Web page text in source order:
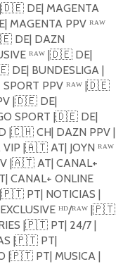
🇩🇪DE| MAGENTA
MAGENTA PPV ᴿᴬᵂ
DE| DAZN
ᴿᴬᵂ |🇩🇪DE|
DE| BUNDESLIGA |
PPV ᴿᴬᵂ |🇩🇪
|🇩🇪DE|
SPORT |🇩🇪DE|
|🇨🇭CH| DAZN PPV |
|🇦🇹AT| JOYN ᴿᴬᵂ
|🇦🇹AT| CANAL+
CANAL+ ONLINE
🇵🇹PT| NOTICIAS |
ᴴᴰ/ᴿᴬᵂ |🇵🇹
|🇵🇹PT| 24/7 |
|🇵🇹PT|
|🇵🇹PT| MUSICA |